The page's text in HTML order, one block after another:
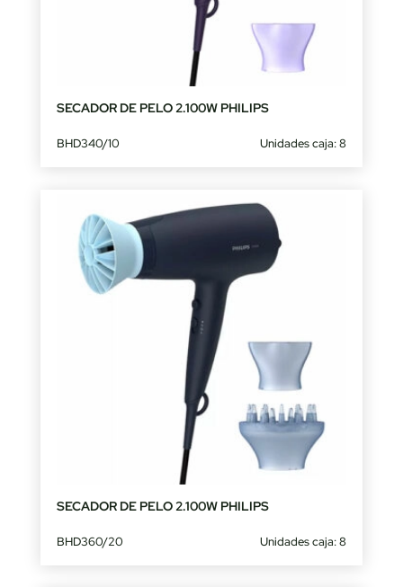
SECADOR DE PELO 2.100W PHILIPS
BHD340/10 Unidades caja: 8
SECADOR DE PELO 2.100W PHILIPS
BHD360/20 Unidades caja: 8